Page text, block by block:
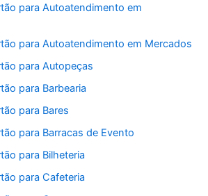
para Autoatendimento em
para Autoatendimento em Mercados
para Autopeças
para Barbearia
para Bares
para Barracas de Evento
para Bilheteria
para Cafeteria